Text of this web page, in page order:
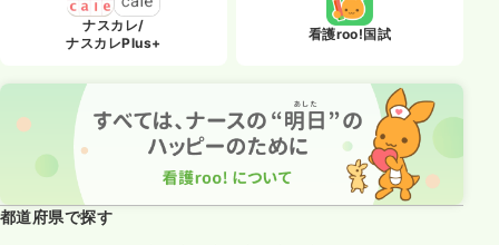
ナスカレ/
ナスカレPlus+
看護roo!国試
都道府県で探す